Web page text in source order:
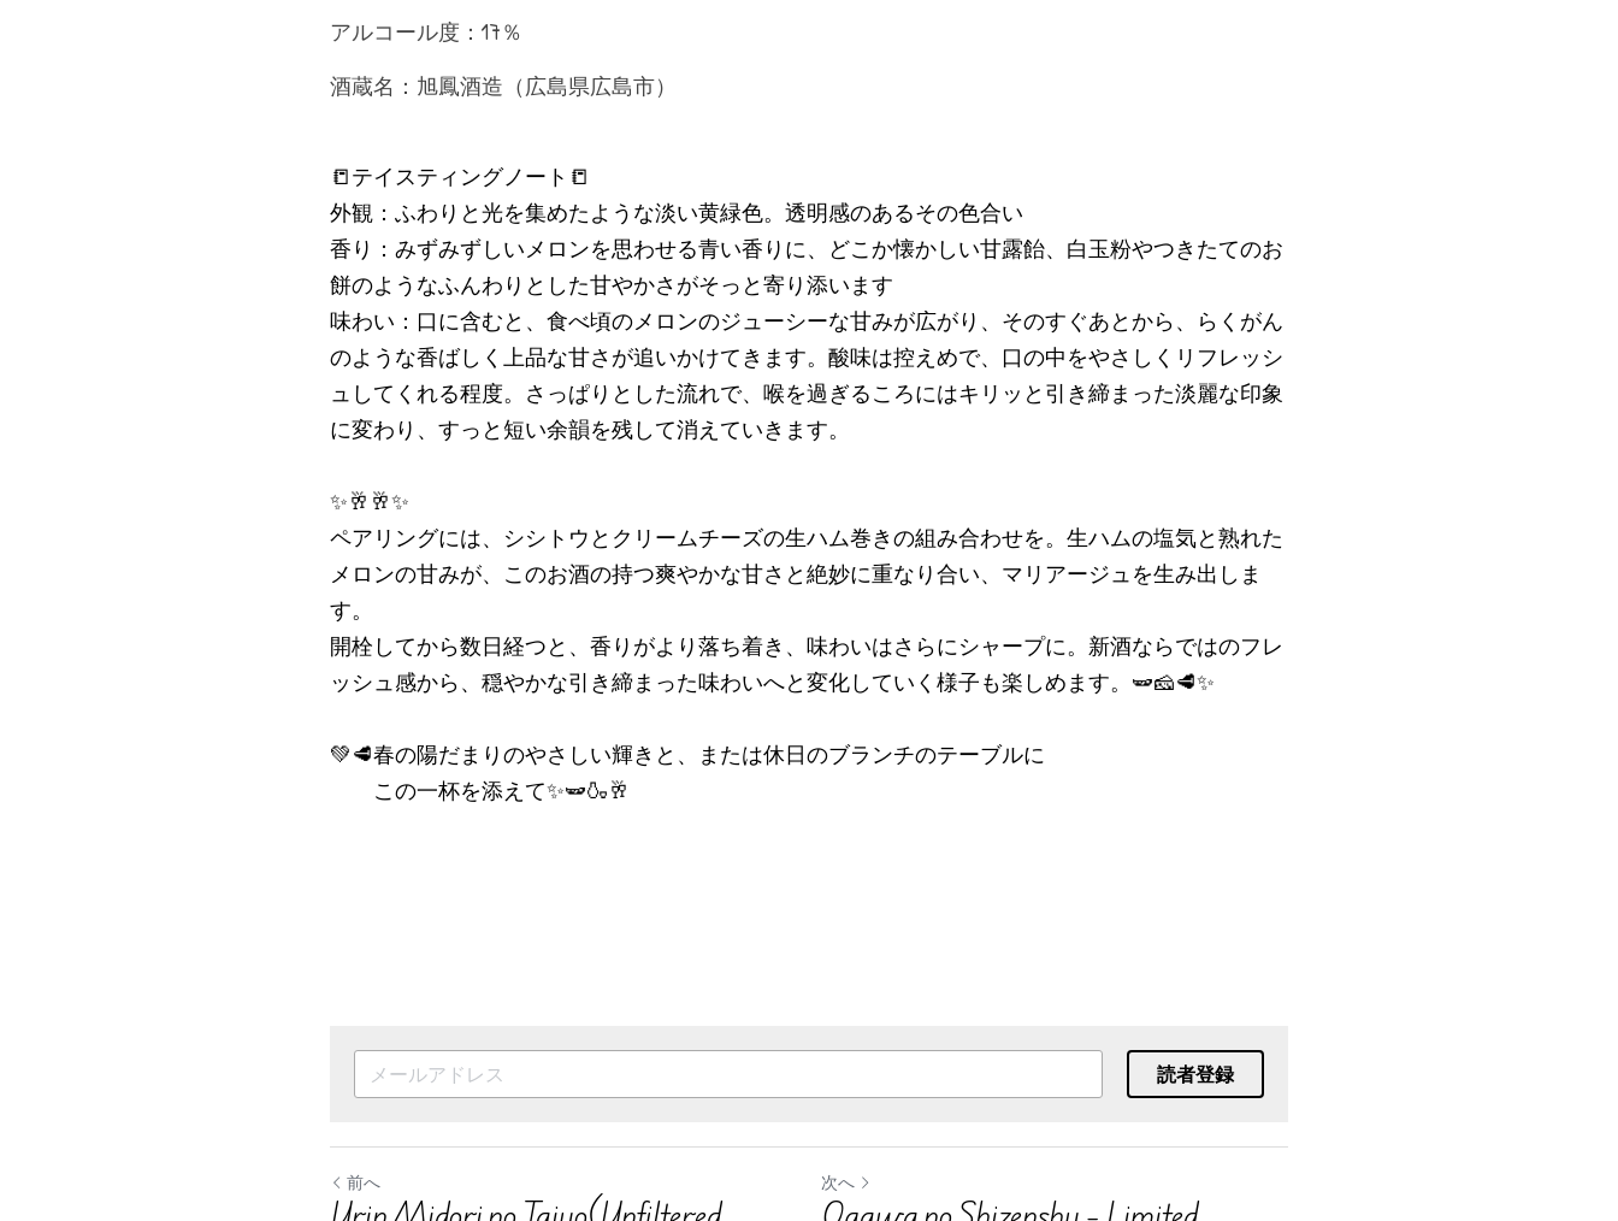
アルコール度：17％
酒蔵名：旭鳳酒造（広島県広島市）
📒テイスティングノート📒
外観：ふわりと光を集めたような淡い黄緑色。透明感のあるその色合い
香り：みずみずしいメロンを思わせる青い香りに、どこか懐かしい甘露飴、白玉粉やつきたてのお
餅のようなふんわりとした甘やかさがそっと寄り添います
味わい：口に含むと、食べ頃のメロンのジューシーな甘みが広がり、そのすぐあとから、らくがん
のような香ばしく上品な甘さが追いかけてきます。酸味は控えめで、口の中をやさしくリフレッシ
ュしてくれる程度。さっぱりとした流れで、喉を過ぎるころにはキリッと引き締まった淡麗な印象
に変わり、すっと短い余韻を残して消えていきます。
✨🥂🥂✨
ペアリングには、シシトウとクリームチーズの生ハム巻きの組み合わせを。生ハムの塩気と熟れた
メロンの甘みが、このお酒の持つ爽やかな甘さと絶妙に重なり合い、マリアージュを生み出しま
す。
開栓してから数日経つと、香りがより落ち着き、味わいはさらにシャープに。新酒ならではのフレ
ッシュ感から、穏やかな引き締まった味わいへと変化していく様子も楽しめます。🫛🧀🥩✨
💚🥩春の陽だまりのやさしい輝きと、または休日のブランチのテーブルに
この一杯を添えて✨🫛🍶🥂
読者登録
前へ 次へ